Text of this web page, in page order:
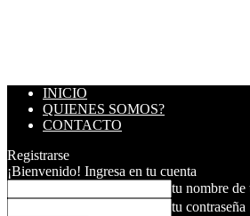
INICIO
QUIENES SOMOS?
CONTACTO
Registrarse
¡Bienvenido! Ingresa en tu cuenta
tu nombre de
tu contraseña